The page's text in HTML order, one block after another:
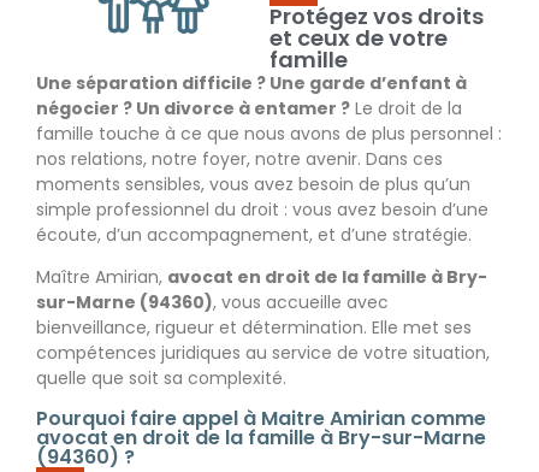
Protégez vos droits
et ceux de votre
famille
Une séparation difficile ? Une garde d’enfant à
négocier ? Un divorce à entamer ? Le droit de la
famille touche à ce que nous avons de plus personnel :
nos relations, notre foyer, notre avenir. Dans ces
moments sensibles, vous avez besoin de plus qu’un
simple professionnel du droit : vous avez besoin d’une
écoute, d’un accompagnement, et d’une stratégie.
Maître Amirian, avocat en droit de la famille à Bry-
sur-Marne (94360), vous accueille avec
bienveillance, rigueur et détermination. Elle met ses
compétences juridiques au service de votre situation,
quelle que soit sa complexité.
Pourquoi faire appel à Maitre Amirian comme
avocat en droit de la famille à Bry-sur-Marne
(94360) ?